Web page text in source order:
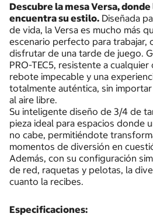
Descubre la mesa Versa,
encuentra su estilo. Diseñada
de vida, la Versa es mucho más
escenario perfecto para trabajar,
disfrutar de una tarde de juego.
PRO-TEC5, resistente a
rebote impecable y una
totalmente auténtica, sin
al aire libre.
Su inteligente diseño de 3/4 de
pieza ideal para espacios donde
no cabe, permitiéndote
momentos de diversión en
Además, con su configuración
de red, raquetas y pelotas, la
cuanto la recibes.
Especificaciones: